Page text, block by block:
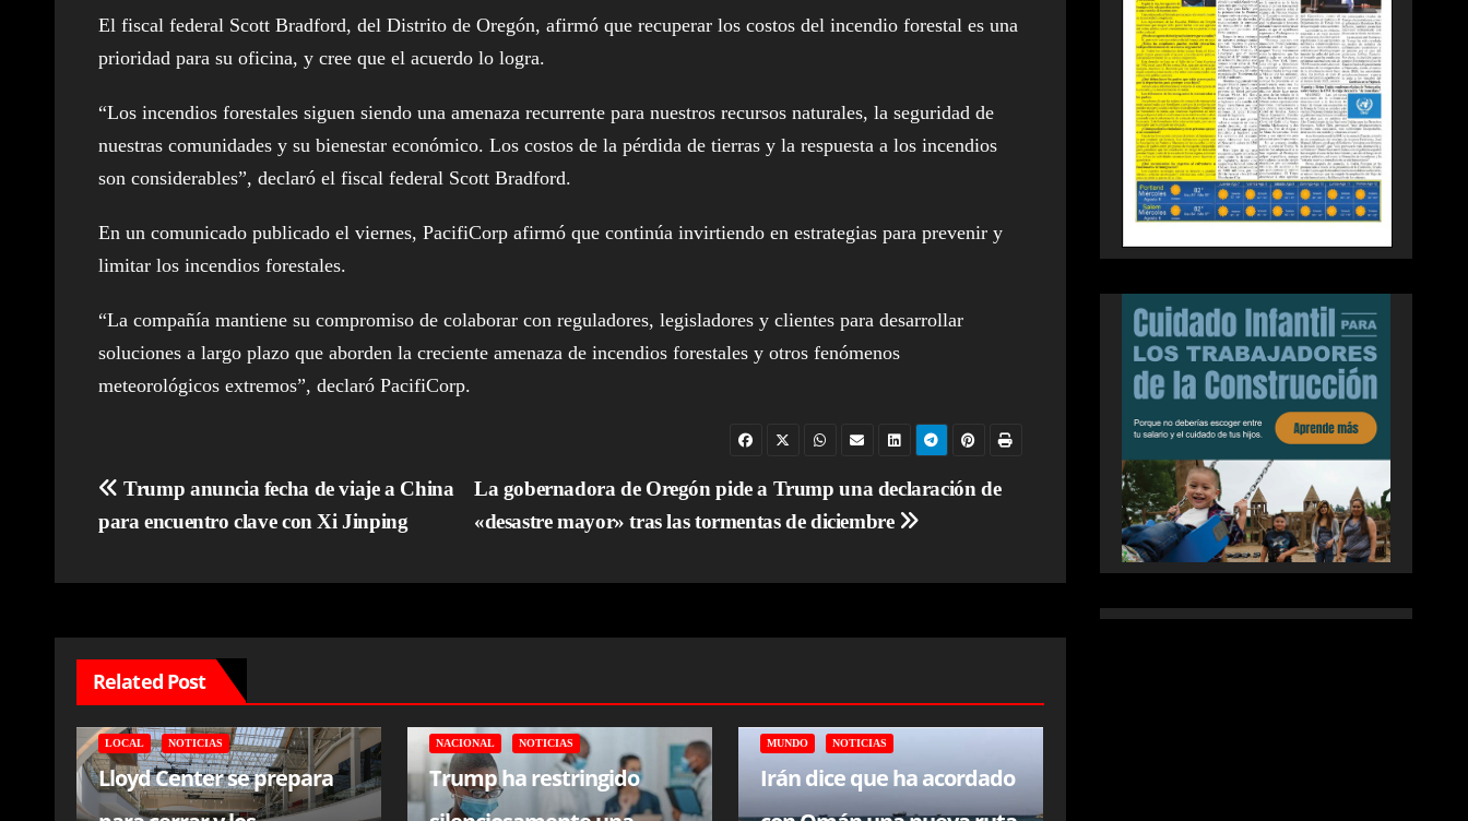
El fiscal federal Scott Bradford, del Distrito de Oregón, afirmó que recuperar los costos del incendio forestal es una
prioridad para su oficina, y cree que el acuerdo lo logra.
“Los incendios forestales siguen siendo una amenaza recurrente para nuestros recursos naturales, la seguridad de
nuestras comunidades y su bienestar económico. Los costos de la pérdida de tierras y la respuesta a los incendios
son considerables”, declaró el fiscal federal Scott Bradford.
En un comunicado publicado el viernes, PacifiCorp afirmó que continúa invirtiendo en estrategias para prevenir y
limitar los incendios forestales.
“La compañía mantiene su compromiso de colaborar con reguladores, legisladores y clientes para desarrollar
soluciones a largo plazo que aborden la creciente amenaza de incendios forestales y otros fenómenos
meteorológicos extremos”, declaró PacifiCorp.
Navegación
de
entradas
La gobernadora de Oregón pide a Trump una declaración de
«desastre mayor» tras las tormentas de diciembre
Trump anuncia fecha de viaje a China
para encuentro clave con Xi Jinping
Related Post
LOCAL NOTICIAS
Lloyd Center se prepara
NACIONAL NOTICIAS
Trump ha restringido
MUNDO NOTICIAS
Irán dice que ha acordado